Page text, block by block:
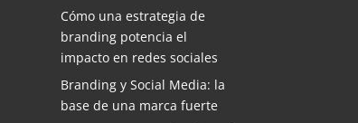
Cómo una estrategia de
branding potencia el
impacto en redes sociales
Branding y Social Media: la
base de una marca fuerte